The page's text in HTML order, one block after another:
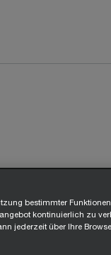
bestimmter
kontinuierlich zu
jederzeit über Ihre